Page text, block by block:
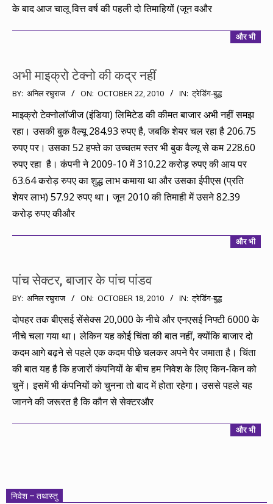
के बाद आज चालू वित्त वर्ष की पहली दो तिमाहियों (जून वऔर
और भी
अभी माइक्रो टेक्नो की कद्र नहीं
2010-
BY: अनिल रघुराज ON: OCTOBER 22, 2010 IN: ट्रेडिंग-बुद्ध
माइक्रो टेक्नोलॉजीज (इंडिया) लिमिटेड की कीमत बाजार अभी नहीं समझ
रहा। उसकी बुक वैल्यू 284.93 रुपए है, जबकि शेयर चल रहा है 206.75
रुपए पर। उसका 52 हफ्ते का उच्चतम स्तर भी बुक वैल्यू से कम 228.60
रुपए रहा है। कंपनी ने 2009-10 में 310.22 करोड़ रुपए की आय पर
63.64 करोड़ रुपए का शुद्ध लाभ कमाया था और उसका ईपीएस (प्रति
शेयर लाभ) 57.92 रुपए था। जून 2010 की तिमाही में उसने 82.39
करोड़ रुपए कीऔर
और भी
पांच सेक्टर, बाजार के पांच पांडव
2010-
10-
18
BY: अनिल रघुराज ON: OCTOBER 18, 2010 IN: ट्रेडिंग-बुद्ध
दोपहर तक बीएसई सेंसेक्स 20,000 के नीचे और एनएसई निफ्टी 6000 के
नीचे चला गया था। लेकिन यह कोई चिंता की बात नहीं, क्योंकि बाजार दो
कदम आगे बढ़ने से पहले एक कदम पीछे चलकर अपने पैर जमाता है। चिंता
की बात यह है कि हजारों कंपनियों के बीच हम निवेश के लिए किन-किन को
चुनें। इसमें भी कंपनियों को चुनना तो बाद में होता रहेगा। उससे पहले यह
जानने की जरूरत है कि कौन से सेक्टरऔर
और भी
निवेश – तथास्तु